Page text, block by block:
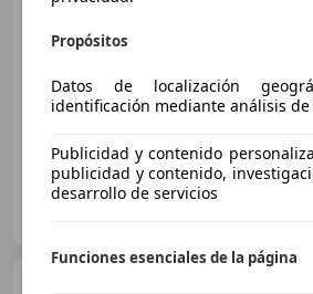
10/2017 16.541 km Gasolina
OCASIONPLUS LA MAQUINISTA II
Propósitos
Datos de localización
identificación mediante análisis
Publicidad y contenido
publicidad y contenido,
desarrollo de servicios
Funciones esenciales de la página